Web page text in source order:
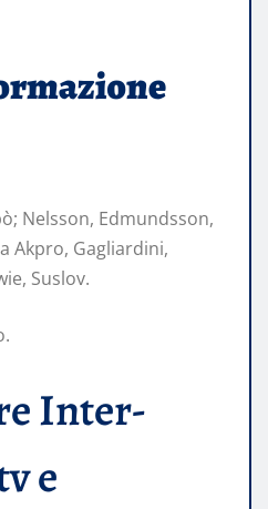
Nelsson, Edmundsson,
Akpro, Gagliardini,
Suslov.
Inter-
e